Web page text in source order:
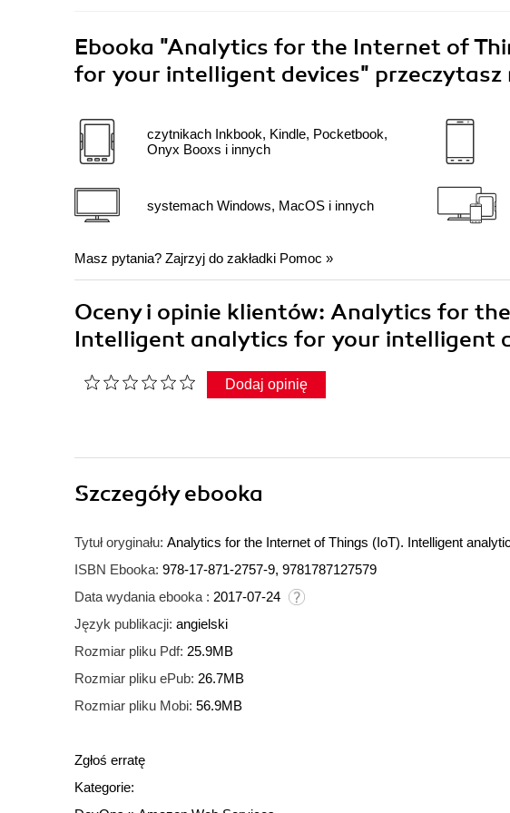
Ebooka "Analytics for the Internet of
for your intelligent devices" przeczytasz
czytnikach Inkbook, Kindle, Pocketbook,
Onyx Booxs i innych
systemach Windows, MacOS i innych
Masz pytania? Zajrzyj do zakładki Pomoc »
Oceny i opinie klientów: Analytics for
Intelligent analytics for your intelligent
Dodaj opinię
Szczegółyebooka
Tytuł oryginału: Analytics for the Internet of Things (IoT). Intelligent
ISBN Ebooka: 978-17-871-2757-9, 9781787127579
Data wydania ebooka : 2017-07-24
Język publikacji: angielski
Rozmiar pliku Pdf: 25.9MB
Rozmiar pliku ePub: 26.7MB
Rozmiar pliku Mobi: 56.9MB
Zgłoś erratę
Kategorie: